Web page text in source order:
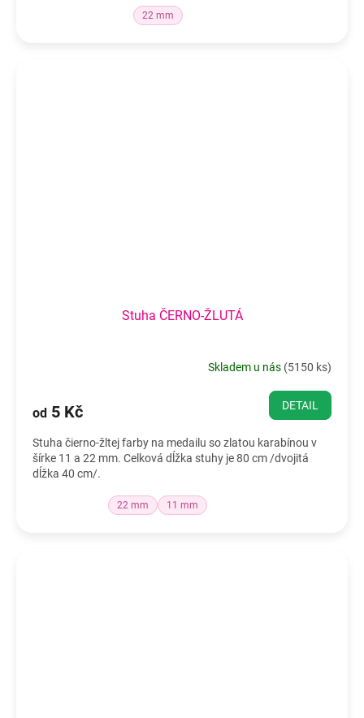
22 mm
Stuha ČERNO-ŽLUTÁ
Skladem u nás (5150 ks)
od 5 Kč DETAIL
Stuha čierno-žltej farby na medailu so zlatou karabínou v
šírke 11 a 22 mm. Celková dĺžka stuhy je 80 cm /dvojitá
dĺžka 40 cm/.
22 mm 11 mm